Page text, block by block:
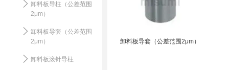
卸料板导柱（公差范围
2μm）
卸料板导套（公差范围
2μm）
卸料板滚针导柱
卸料板导套（公差范围2μm）